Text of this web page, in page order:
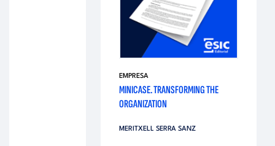
EMPRESA
MINICASE. TRANSFORMING THE
ORGANIZATION
MERITXELL SERRA SANZ